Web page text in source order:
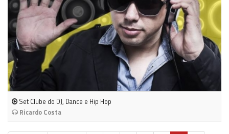
Set Clube do DJ, Dance e Hip Hop
Ricardo Costa